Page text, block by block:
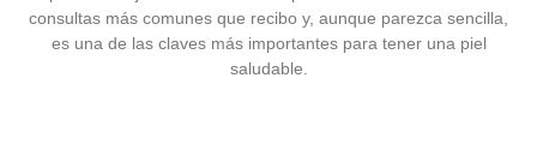
consultas más comunes que recibo y, aunque parezca sencilla,
es una de las claves más importantes para tener una piel
saludable.